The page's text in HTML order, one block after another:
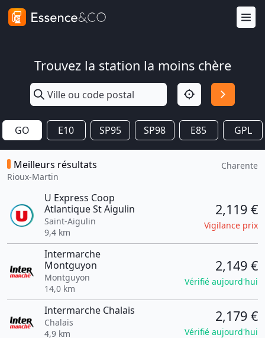
Trouvez la station la moins chère
GO E10 SP95 SP98 E85 GPL
Meilleurs résultats
Rioux-Martin
Charente
U Express Coop
Atlantique St Aigulin
Saint-Aigulin
9,4 km
2,119 €
Vigilance prix
Intermarche
Montguyon
Montguyon
14,0 km
2,149 €
Vérifié aujourd'hui
Intermarche Chalais
Chalais
4,9 km
2,179 €
Vérifié aujourd'hui